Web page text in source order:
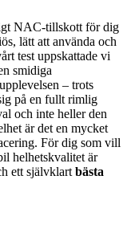
NAC-tillskott för dig
lätt att använda och
test uppskattade vi
smidiga
– trots
på en fullt rimlig
och inte heller den
är det en mycket
För dig som vill
helhetskvalitet är
ett självklart bästa